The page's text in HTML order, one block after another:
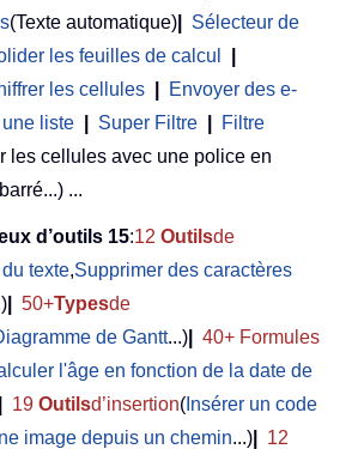
(Texte automatique)
Sélecteur de
les feuilles de calcul
les cellules
Envoyer des e-
liste
Super Filtre
Filtre
les cellules avec une police en
...
d’outils 15:12 Outilsde
texte,Supprimer des caractères
50+Typesde
de Gantt...)
40+ Formules
l'âge en fonction de la date de
19 Outilsd’insertion( Insérer un code
image depuis un chemin...)
12